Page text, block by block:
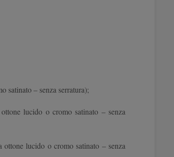
satinato – senza serratura);
lucido o cromo satinato – senza
ottone lucido o cromo satinato – senza